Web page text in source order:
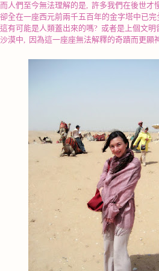
而人們至今無法理解的是, 許多我們在後世才
卻全在一座西元前兩千五百年的金字塔中已完
這有可能是人類蓋出來的嗎? 或者是上個文明
沙漠中, 因為這一座座無法解釋的奇蹟而更顯